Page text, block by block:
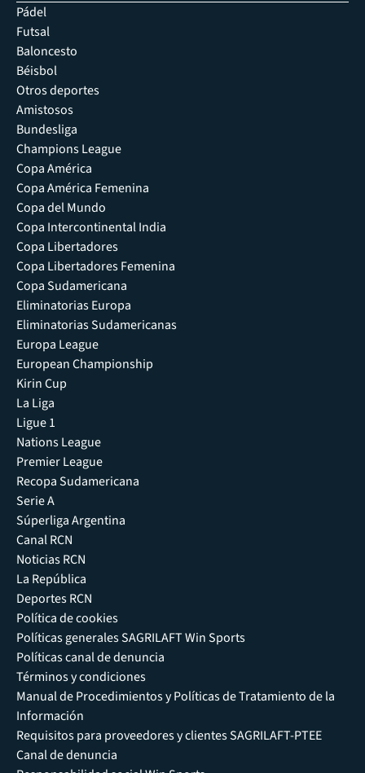
Pádel
Futsal
Baloncesto
Béisbol
Otros deportes
Amistosos
Bundesliga
Champions League
Copa América
Copa América Femenina
Copa del Mundo
Copa Intercontinental India
Copa Libertadores
Copa Libertadores Femenina
Copa Sudamericana
Eliminatorias Europa
Eliminatorias Sudamericanas
Europa League
European Championship
Kirin Cup
La Liga
Ligue 1
Nations League
Premier League
Recopa Sudamericana
Serie A
Súperliga Argentina
Canal RCN
Noticias RCN
La República
Deportes RCN
Política de cookies
Políticas generales SAGRILAFT Win Sports
Políticas canal de denuncia
Términos y condiciones
Manual de Procedimientos y Políticas de Tratamiento de la
Información
Requisitos para proveedores y clientes SAGRILAFT-PTEE
Canal de denuncia